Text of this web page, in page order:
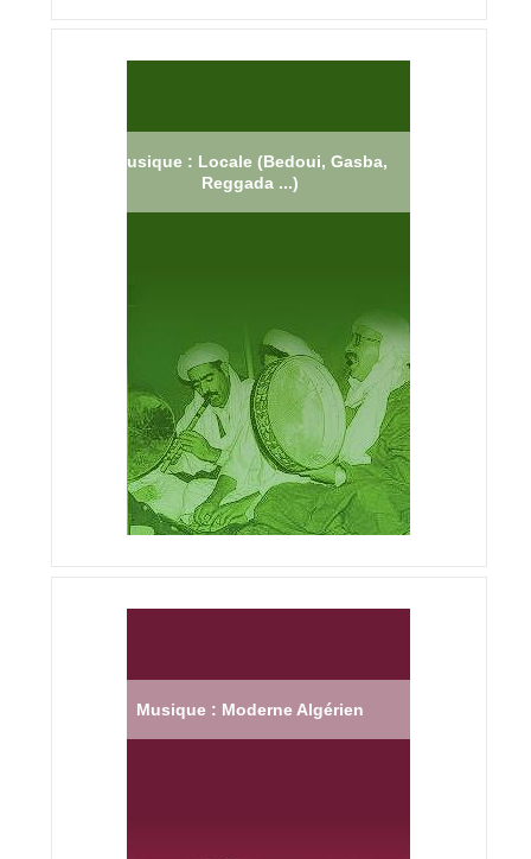
Musique : Locale (Bedoui, Gasba,
Reggada ...)
Musique : Moderne Algérien